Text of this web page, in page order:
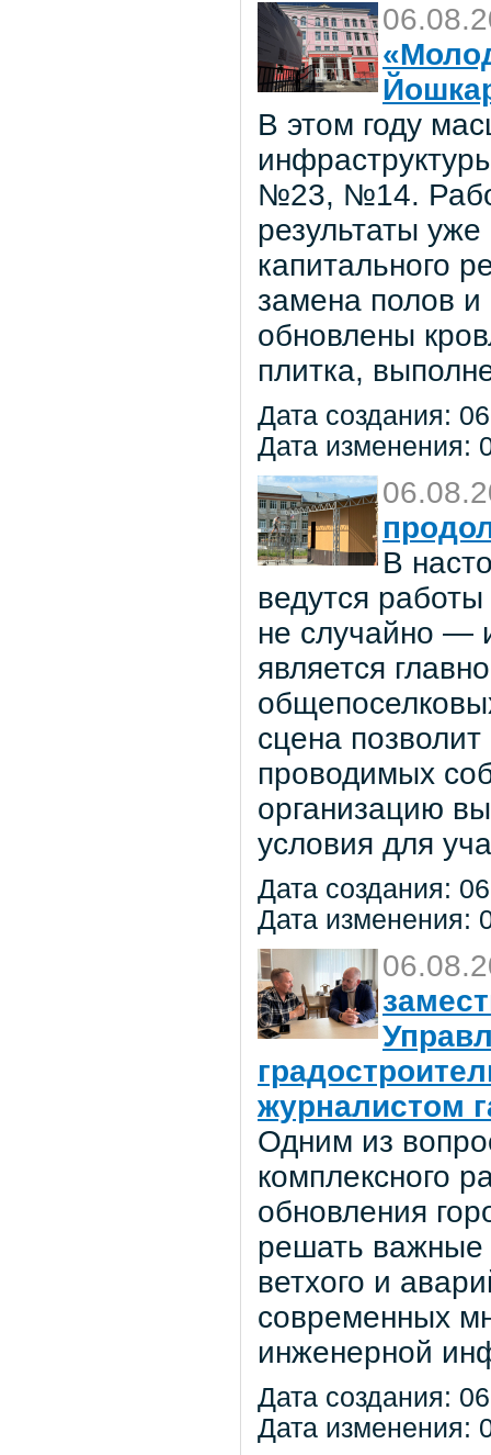
В этом году
№23, №14.
результаты
капитального
замена полов
обновлены
плитка,
Дата создания:
Дата изменения:
В
ведутся
не случайно —
является
сцена
проводимых
организацию
условия для
Дата создания:
Дата изменения:
журналистом
Одним из
комплексного
обновления
решать важные
ветхого и
современных
инженерной
Дата создания:
Дата изменения: